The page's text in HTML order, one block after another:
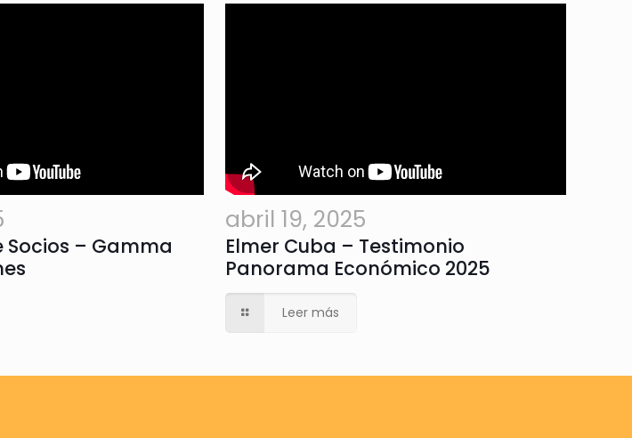
– Gamma
abril 19, 2025
Elmer Cuba – Testimonio
Panorama Económico 2025
Leer más